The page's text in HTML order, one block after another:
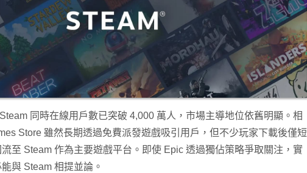
同時在線用戶數已突破 4,000 萬人，市場主導地位依舊明顯。相
Store 雖然長期透過免費派發遊戲吸引用戶，但不少玩家下載後僅短
至 Steam 作為主要遊戲平台。即使 Epic 透過獨佔策略爭取關注，實
與 Steam 相提並論。